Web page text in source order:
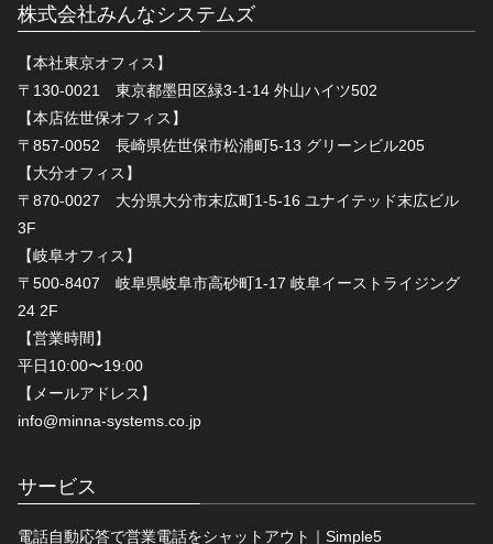
株式会社みんなシステムズ
【本社東京オフィス】
〒130-0021 東京都墨田区緑3-1-14 外山ハイツ502
【本店佐世保オフィス】
〒857-0052 長崎県佐世保市松浦町5-13 グリーンビル205
【大分オフィス】
〒870-0027 大分県大分市末広町1-5-16 ユナイテッド末広ビル
3F
【岐阜オフィス】
〒500-8407 岐阜県岐阜市高砂町1-17 岐阜イーストライジング
24 2F
【営業時間】
平日10:00〜19:00
【メールアドレス】
info@minna-systems.co.jp
サービス
電話自動応答で営業電話をシャットアウト｜Simple5